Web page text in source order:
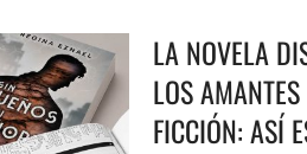
LA NOVELA
LOS
FICCIÓN: ASÍ